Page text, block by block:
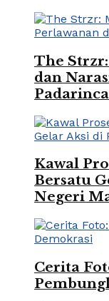
The
dan
Kawal
Bersatu
Negeri
Cerita